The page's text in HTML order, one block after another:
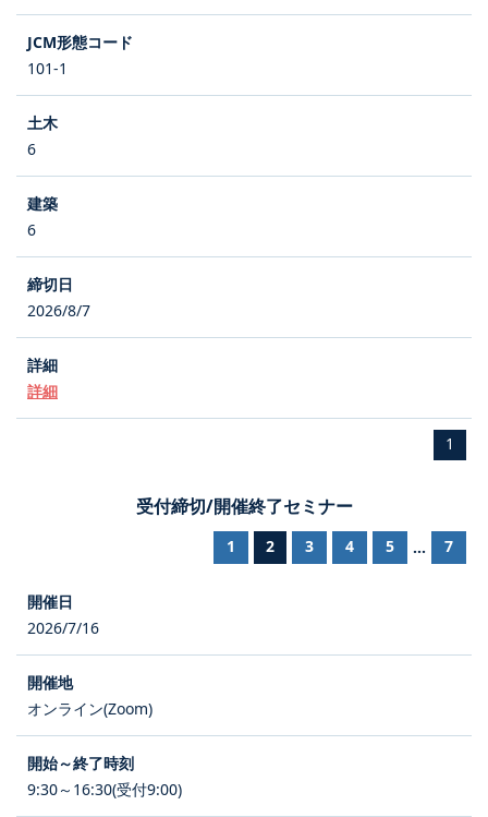
101-1
6
6
2026/8/7
詳細
1
受付締切/開催終了セミナー
1 2 3 4 5 ... 7
2026/7/16
オンライン(Zoom)
9:30～16:30(受付9:00)